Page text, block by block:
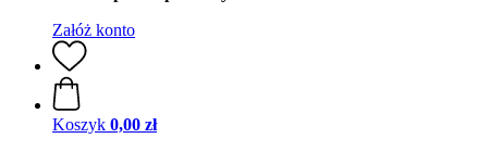
Załóż konto
Koszyk 0,00 zł